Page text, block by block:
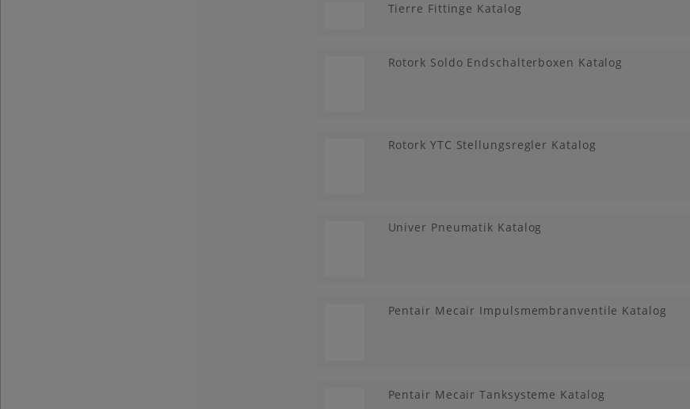
Tierre Fittinge Katalog
Rotork Soldo Endschalterboxen Katalog
Rotork YTC Stellungsregler Katalog
Univer Pneumatik Katalog
Pentair Mecair Impulsmembranventile Katalog
Pentair Mecair Tanksysteme Katalog